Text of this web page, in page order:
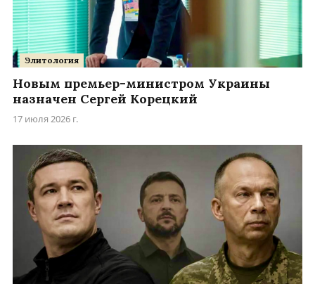
Элитология
Новым премьер-министром Украины
назначен Сергей Корецкий
17 июля 2026 г.